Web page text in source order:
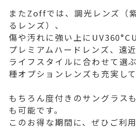
またZoffでは、調光レンズ（
るレンズ）、
傷や汚れに強い上に
プレミアムハードレンズ、遠
ライフスタイルに合わせて選
種オプションレンズも充実し
もちろん度付きのサングラス
も可能です。
このお得な期間に、ぜひご利